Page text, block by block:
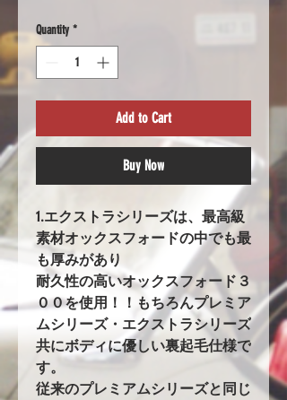
Quantity *
Add to Cart
Buy Now
1.エクストラシリーズは、最高級
素材オックスフォードの中でも最
も厚みがあり
耐久性の高いオックスフォード３
００を使用！！もちろんプレミア
ムシリーズ・エクストラシリーズ
共にボディに優しい裏起毛仕様で
す。
従来のプレミアムシリーズと同じ